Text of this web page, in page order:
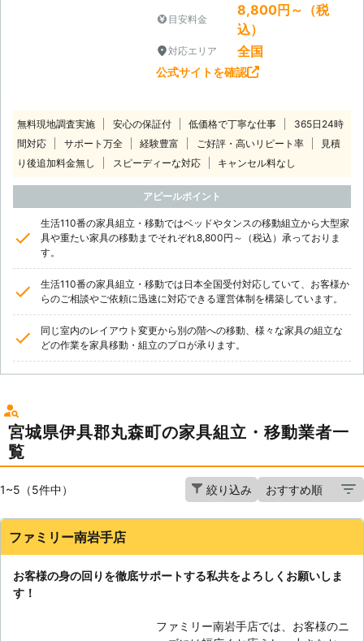
目安料金
8,800円～（税
込）
対応エリア 全国
公式サイトを確認
無料現地調査実施 安心の保証付 低価格で丁寧な仕事
365日24時
間対応
サポート万全 経験豊富 ご好評・高いリピート率
見積
り後追加料金無し
スピーディーな対応 キャンセル料なし
アピールポイント
生活110番の家具組立・移動ではベッドやタンスの移動組立から大型家
具や重たい家具の移動までそれぞれ8,800円～（税込）承っておりま
す。
生活110番の家具組立・移動では日本全国受付対応していて、お客様か
らのご相談やご依頼に迅速に対応できる運営体制を構築しています。
同じ室内のレイアウト変更から別の階への移動、様々な家具の組立な
どの作業を家具移動・組立のプロが承ります。
宮城県伊具郡丸森町の家具組立・移動業者一
覧
1~5（5件中） 絞り込み
ファミリー南岩手店
お客様の身の回りを徹底サポートする私共をよろしくお願いしま
す！
ファミリー南岩手店では、お客様のニ